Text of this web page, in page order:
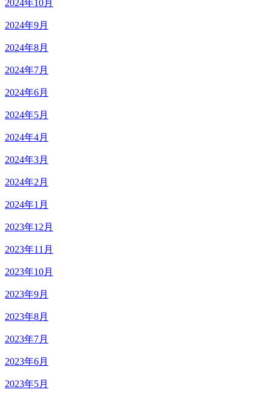
2024年10月
2024年9月
2024年8月
2024年7月
2024年6月
2024年5月
2024年4月
2024年3月
2024年2月
2024年1月
2023年12月
2023年11月
2023年10月
2023年9月
2023年8月
2023年7月
2023年6月
2023年5月